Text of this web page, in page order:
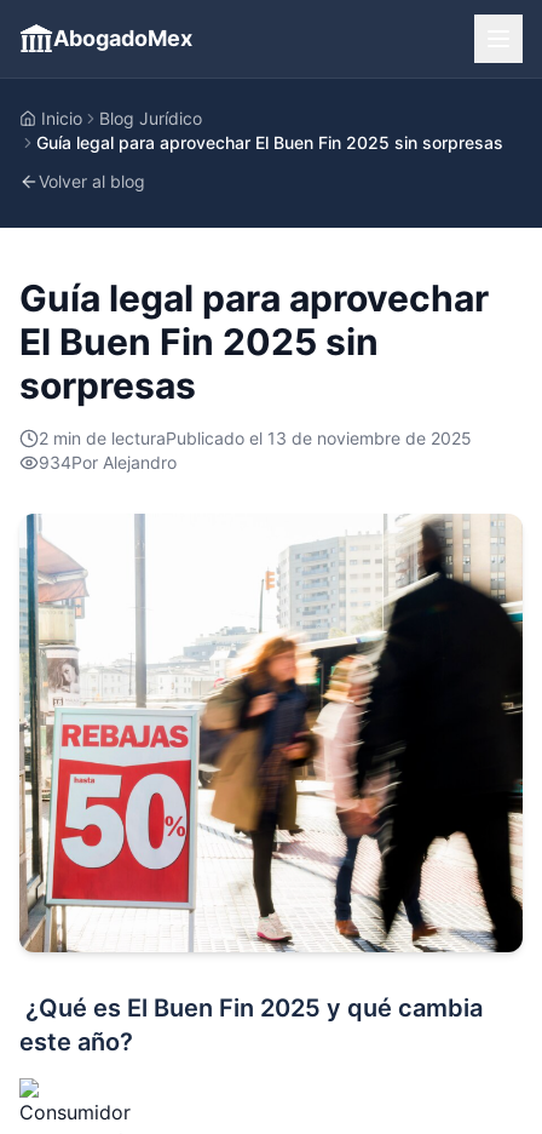
AbogadoMex
Inicio
Blog Jurídico
Guía legal para aprovechar El Buen Fin 2025 sin sorpresas
Volver al blog
Guía legal para aprovechar
El Buen Fin 2025 sin
sorpresas
2 min de lecturaPublicado el 13 de noviembre de 2025
934Por Alejandro
¿Qué es El Buen Fin 2025 y qué cambia
este año?